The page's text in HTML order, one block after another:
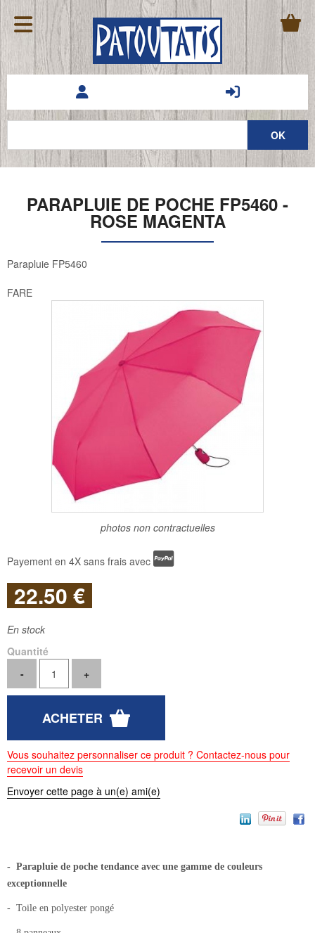
PARAPLUIE DE POCHE FP5460 -
ROSE MAGENTA
Parapluie FP5460
FARE
photos non contractuelles
Payement en 4X sans frais avec
22.50 €
En stock
Quantité
Vous souhaitez personnaliser ce produit ? Contactez-nous pour
recevoir un devis
Envoyer cette page à un(e) ami(e)
- Parapluie de poche tendance avec une gamme de couleurs
exceptionnelle
- Toile en polyester pongé